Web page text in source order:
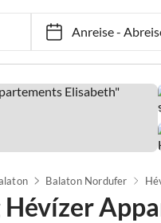
Anreise-Abreise
Balaton Nordufer